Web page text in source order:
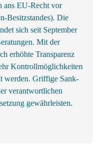
ans EU-Recht vor
Besitz­standes). Die
sich seit September
Mit der
erhöhte Transparenz
Kontrollmöglichkeiten
werden. Griffige Sank­
ver­ant­wortl­ichen
gewähr­leisten.